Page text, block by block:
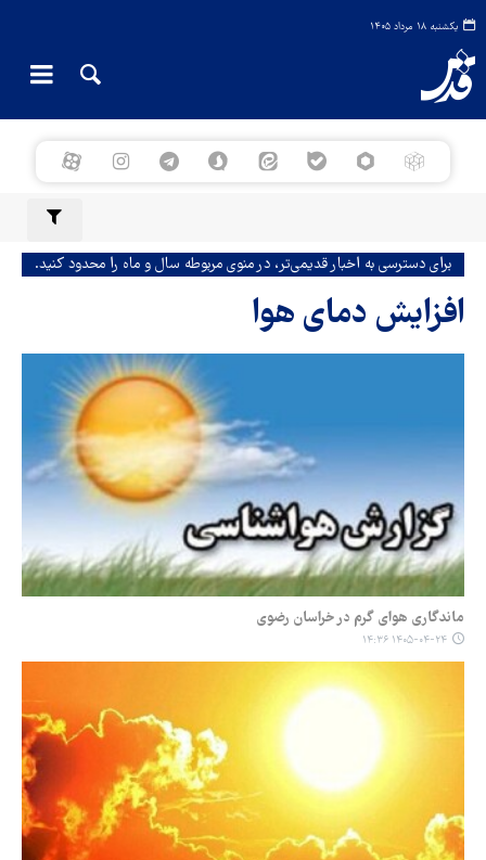
یکشنبه ۱۸ مرداد ۱۴۰۵
برای دسترسی به اخبار قدیمی‌تر، در منوی مربوطه سال و ماه را محدود کنید.
افزایش دمای هوا
ماندگاری هوای گرم در خراسان رضوی
۱۴۰۵-۰۴-۲۴ ۱۴:۳۶